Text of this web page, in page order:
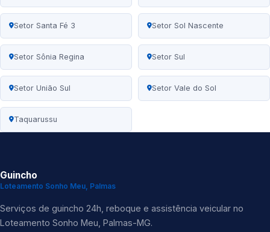
Setor Santa Fé 3 Setor Sol Nascente
Setor Sônia Regina Setor Sul
Setor União Sul Setor Vale do Sol
Taquarussu
Guincho
Loteamento Sonho Meu, Palmas
Serviços de guincho 24h, reboque e assistência veicular no
Loteamento Sonho Meu, Palmas-MG.